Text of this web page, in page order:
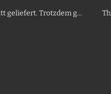
Kaputt geliefert. Trotzdem geblieben.